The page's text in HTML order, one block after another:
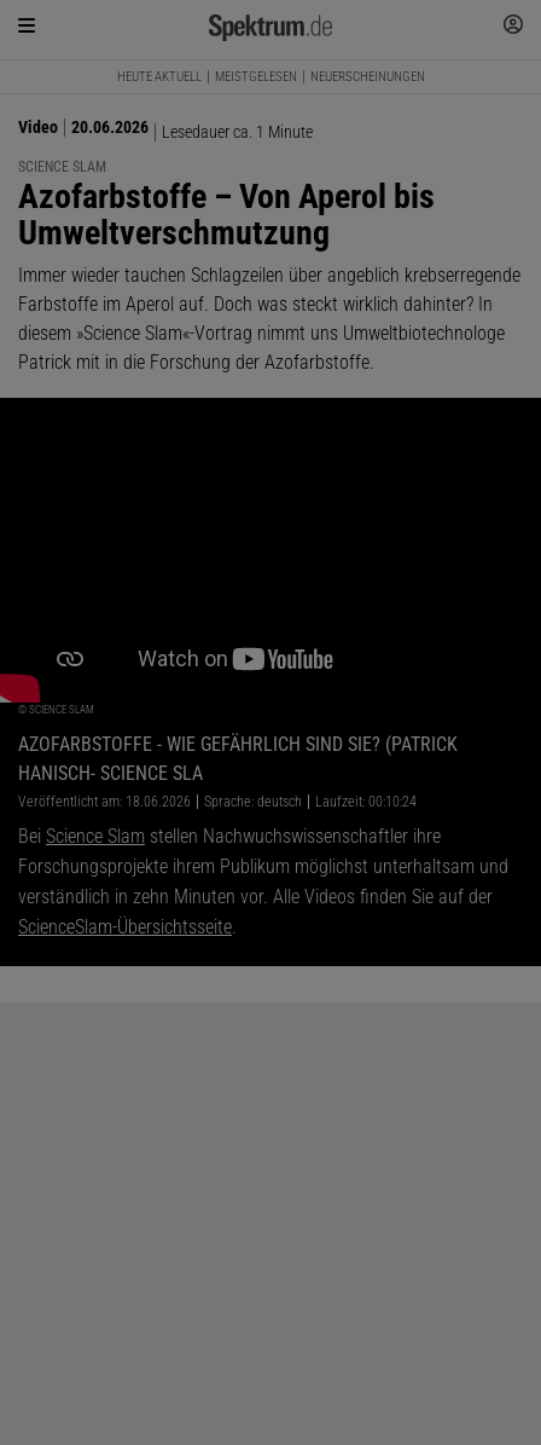
HEUTE AKTUELL MEISTGELESEN NEUERSCHEINUNGEN
Video 20.06.2026 Lesedauer ca. 1 Minute
SCIENCE SLAM
:
Azofarbstoffe – Von Aperol bis
Umweltverschmutzung
Immer wieder tauchen Schlagzeilen über angeblich krebserregende
Farbstoffe im Aperol auf. Doch was steckt wirklich dahinter? In
diesem »Science Slam«-Vortrag nimmt uns Umweltbiotechnologe
Patrick mit in die Forschung der Azofarbstoffe.
© SCIENCE SLAM
AZOFARBSTOFFE - WIE GEFÄHRLICH SIND SIE? (PATRICK
HANISCH- SCIENCE SLA
Veröffentlicht am: 18.06.2026 Sprache: deutsch Laufzeit: 00:10:24
Bei Science Slam stellen Nachwuchswissenschaftler ihre
Forschungsprojekte ihrem Publikum möglichst unterhaltsam und
verständlich in zehn Minuten vor. Alle Videos finden Sie auf der
ScienceSlam-Übersichtsseite.